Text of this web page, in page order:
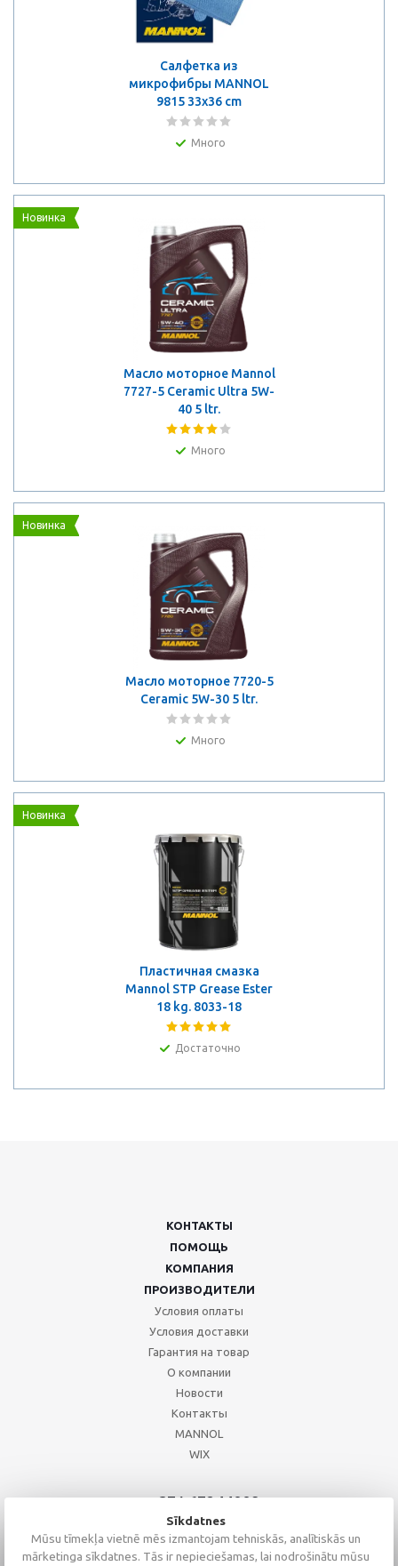
Салфетка из
микрофибры MANNOL
9815 33x36 cm
Много
Новинка
Масло моторное Mannol
7727-5 Ceramic Ultra 5W-
40 5 ltr.
Много
Новинка
Масло моторное 7720-5
Ceramic 5W-30 5 ltr.
Много
Новинка
Пластичная смазка
Mannol STP Grease Ester
18 kg. 8033-18
Достаточно
КОНТАКТЫ
ПОМОЩЬ
КОМПАНИЯ
ПРОИЗВОДИТЕЛИ
Условия оплаты
Условия доставки
Гарантия на товар
О компании
Новости
Контакты
MANNOL
WIX
+371 67244008
+371 67271055
+371 26002793
Sīkdatnes
Mūsu tīmekļa vietnē mēs izmantojam tehniskās, analītiskās un
mārketinga sīkdatnes. Tās ir nepieciešamas, lai nodrošinātu mūsu